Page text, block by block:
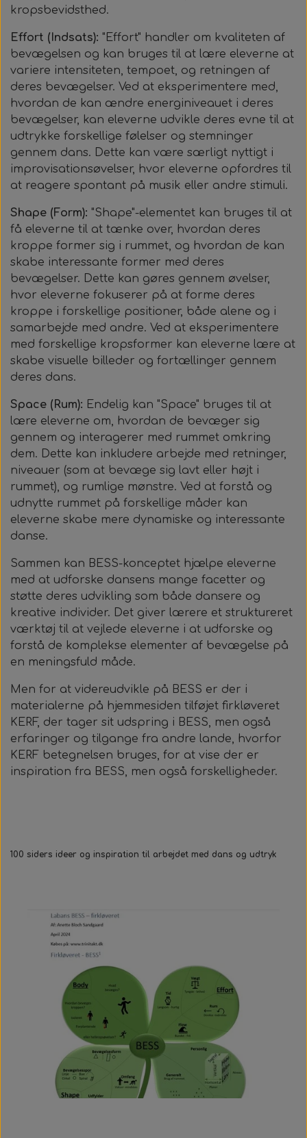
kropsbevidsthed.
Effort (Indsats): "Effort" handler om kvaliteten af
bevægelsen og kan bruges til at lære eleverne at
variere intensiteten, tempoet, og retningen af
deres bevægelser. Ved at eksperimentere med,
hvordan de kan ændre energiniveauet i deres
bevægelser, kan eleverne udvikle deres evne til at
udtrykke forskellige følelser og stemninger
gennem dans. Dette kan være særligt nyttigt i
improvisationsøvelser, hvor eleverne opfordres til
at reagere spontant på musik eller andre stimuli.
Shape (Form): "Shape"-elementet kan bruges til at
få eleverne til at tænke over, hvordan deres
kroppe former sig i rummet, og hvordan de kan
skabe interessante former med deres
bevægelser. Dette kan gøres gennem øvelser,
hvor eleverne fokuserer på at forme deres
kroppe i forskellige positioner, både alene og i
samarbejde med andre. Ved at eksperimentere
med forskellige kropsformer kan eleverne lære at
skabe visuelle billeder og fortællinger gennem
deres dans.
Space (Rum): Endelig kan "Space" bruges til at
lære eleverne om, hvordan de bevæger sig
gennem og interagerer med rummet omkring
dem. Dette kan inkludere arbejde med retninger,
niveauer (som at bevæge sig lavt eller højt i
rummet), og rumlige mønstre. Ved at forstå og
udnytte rummet på forskellige måder kan
eleverne skabe mere dynamiske og interessante
danse.
Sammen kan BESS-konceptet hjælpe eleverne
med at udforske dansens mange facetter og
støtte deres udvikling som både dansere og
kreative individer. Det giver lærere et struktureret
værktøj til at vejlede eleverne i at udforske og
forstå de komplekse elementer af bevægelse på
en meningsfuld måde.
Men for at videreudvikle på BESS er der i
materialerne på hjemmesiden tilføjet firkløveret
KERF, der tager sit udspring i BESS, men også
erfaringer og tilgange fra andre lande, hvorfor
KERF betegnelsen bruges, for at vise der er
inspiration fra BESS, men også forskelligheder.
100 siders ideer og inspiration til arbejdet med dans og udtryk